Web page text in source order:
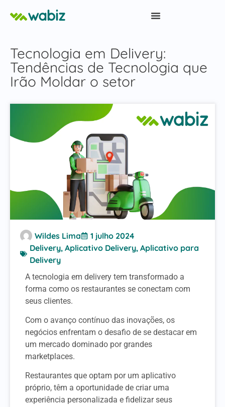
Tecnologia em Delivery:
Tendências de Tecnologia que
Irão Moldar o setor
Wildes Lima
1 julho 2024
Delivery, Aplicativo Delivery, Aplicativo para
Delivery
A tecnologia em delivery tem transformado a
forma como os restaurantes se conectam com
seus clientes.
Com o avanço contínuo das inovações, os
negócios enfrentam o desafio de se destacar em
um mercado dominado por grandes
marketplaces.
Restaurantes que optam por um aplicativo
próprio, têm a oportunidade de criar uma
experiência personalizada e fidelizar seus